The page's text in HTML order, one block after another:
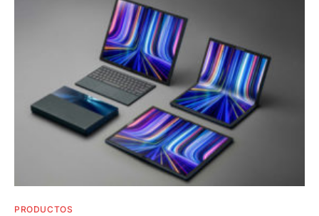
PRODUCTOS